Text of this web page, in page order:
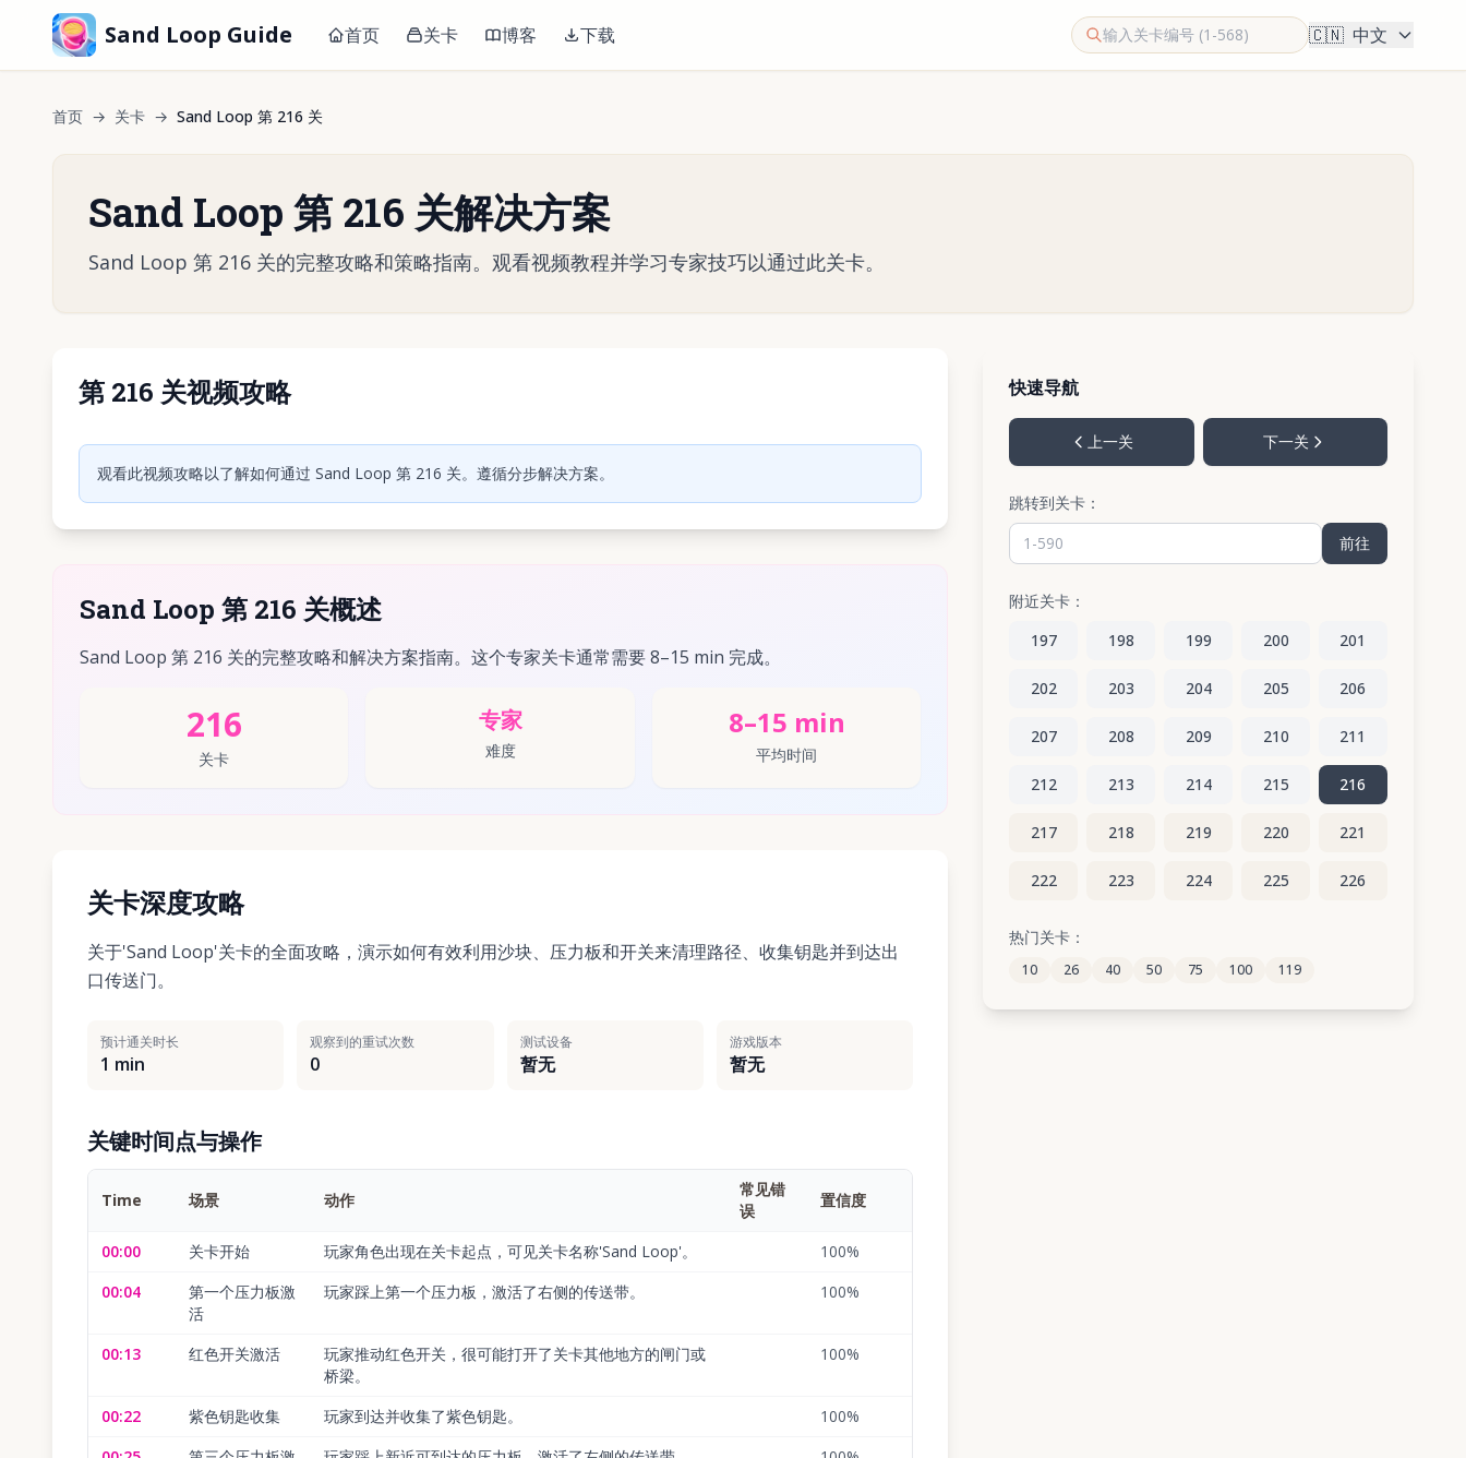
Sand Loop Guide 首页 关卡 博客 下载 🇨🇳 中文
首页 → 关卡 → Sand Loop 第 216 关
Sand Loop 第 216 关解决方案
Sand Loop 第 216 关的完整攻略和策略指南。观看视频教程并学习专家技巧以通过此关卡。
第 216 关视频攻略
观看此视频攻略以了解如何通过 Sand Loop 第 216 关。遵循分步解决方案。
Sand Loop 第 216 关概述
Sand Loop 第 216 关的完整攻略和解决方案指南。这个专家关卡通常需要 8–15 min 完成。
216
关卡
专家
难度
8–15 min
平均时间
关卡深度攻略
关于'Sand Loop'关卡的全面攻略，演示如何有效利用沙块、压力板和开关来清理路径、收集钥匙并到达出
口传送门。
预计通关时长
1 min
观察到的重试次数
0
测试设备
暂无
游戏版本
暂无
关键时间点与操作
Time 场景 动作
常见错
误
置信度
00:00 关卡开始 玩家角色出现在关卡起点，可见关卡名称'Sand Loop'。 100%
00:04
第一个压力板激
活
玩家踩上第一个压力板，激活了右侧的传送带。 100%
00:13 红色开关激活
玩家推动红色开关，很可能打开了关卡其他地方的闸门或
桥梁。
100%
00:22 紫色钥匙收集 玩家到达并收集了紫色钥匙。 100%
快速导航
上一关 下一关
跳转到关卡：
前往
附近关卡：
197
198 199 200 201
202 203 204 205 206
207 208 209 210 211
212 213 214 215 216
217 218 219 220 221
222 223 224 225 226
227
232 233 234 235
热门关卡：
10 26 40 50 75 100 119